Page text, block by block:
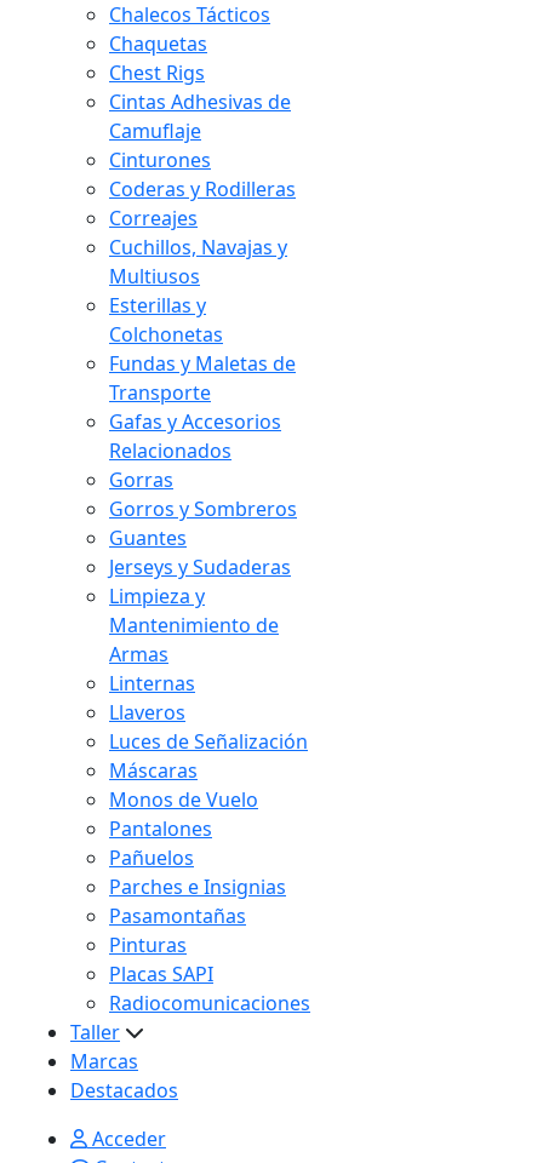
Chalecos Tácticos
Chaquetas
Chest Rigs
Cintas Adhesivas de
Camuflaje
Cinturones
Coderas y Rodilleras
Correajes
Cuchillos, Navajas y
Multiusos
Esterillas y
Colchonetas
Fundas y Maletas de
Transporte
Gafas y Accesorios
Relacionados
Gorras
Gorros y Sombreros
Guantes
Jerseys y Sudaderas
Limpieza y
Mantenimiento de
Armas
Linternas
Llaveros
Luces de Señalización
Máscaras
Monos de Vuelo
Pantalones
Pañuelos
Parches e Insignias
Pasamontañas
Pinturas
Placas SAPI
Radiocomunicaciones
Taller
Marcas
Destacados
Acceder